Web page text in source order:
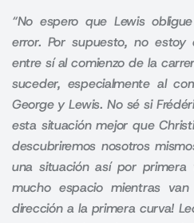
“No espero que Lewis
error. Por supuesto, no
entre sí al comienzo de la
suceder, especialmente al
George y Lewis. No sé si
esta situación mejor que
descubriremos nosotros
una situación así por primera
mucho espacio mientras
dirección a la primera curva!